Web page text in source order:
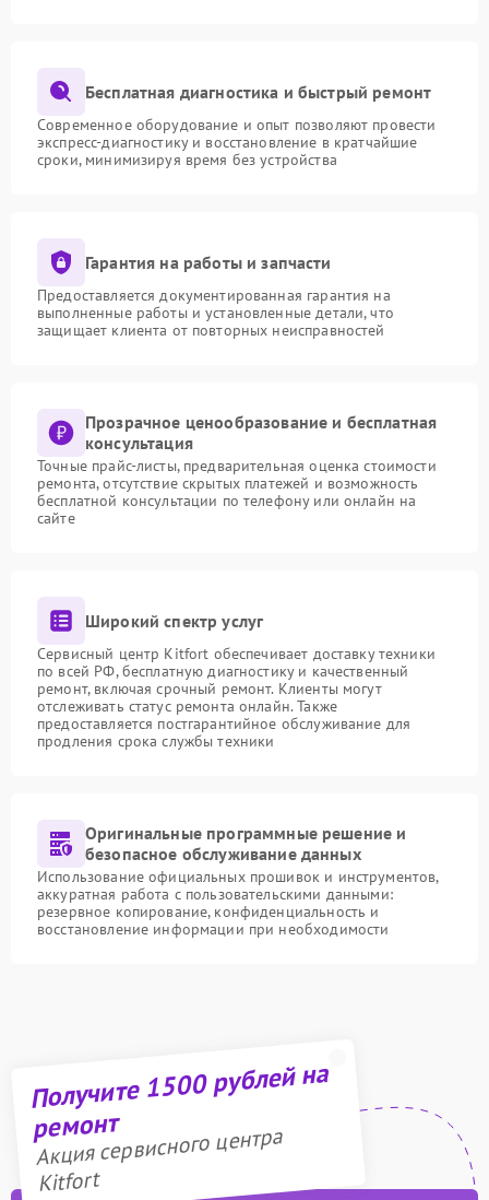
Бесплатная диагностика и быстрый ремонт
Современное оборудование и опыт позволяют провести
экспресс-диагностику и восстановление в кратчайшие
сроки, минимизируя время без устройства
Гарантия на работы и запчасти
Предоставляется документированная гарантия на
выполненные работы и установленные детали, что
защищает клиента от повторных неисправностей
Прозрачное ценообразование и бесплатная
консультация
Точные прайс-листы, предварительная оценка стоимости
ремонта, отсутствие скрытых платежей и возможность
бесплатной консультации по телефону или онлайн на
сайте
Широкий спектр услуг
Сервисный центр Kitfort обеспечивает доставку техники
по всей РФ, бесплатную диагностику и качественный
ремонт, включая срочный ремонт. Клиенты могут
отслеживать статус ремонта онлайн. Также
предоставляется постгарантийное обслуживание для
продления срока службы техники
Оригинальные программные решение и
безопасное обслуживание данных
Использование официальных прошивок и инструментов,
аккуратная работа с пользовательскими данными:
резервное копирование, конфиденциальность и
восстановление информации при необходимости
Получите 1500 рублей на
ремонт
Акция сервисного центра
Kitfort